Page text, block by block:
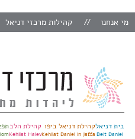
מי אנחנו קהילות מרכזי דניאל
בית דניאל
Beit Daniel
קהילת דניאל ביפו
Kehilat Daniel in Jaffa
קהילת הלב
Kehilat Halev